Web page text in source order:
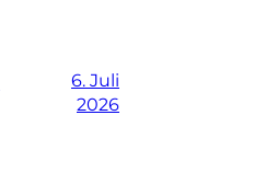
6. Juli
2026